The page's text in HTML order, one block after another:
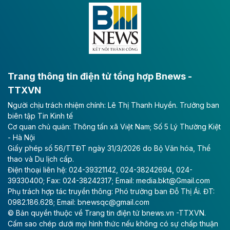
Đông A dài khoảng 25,1 km được kỳ vọng sẽ tạo động
lực phát triển kinh tế - xã hội khu vực phía Nam đồng
Long Thành
Tổng công ty Cảng hàng không Việt Nam - CTCP
(ACV) vừa lập kỷ lục mới về lợi nhuận trong quý
II/2026.
Theo baodautu.vn
Vinaconex lập đỉnh doanh thu
Tổng CTCP Xuất nhập khẩu và Xây dựng Việt Nam
(Vinaconex) đã khép lại nửa đầu năm với doanh thu
thuần gần 7.268 tỷ đồng, tăng 4% so với cùng kỳ và
cũng là mức cao nhất lịch sử hoạt động của doanh
nghiệp.
Trang thông tin điện tử tổng hợp Bnews -
TTXVN
Người chịu trách nhiệm chính: Lê Thị Thanh Huyền. Trưởng ban
biên tập Tin Kinh tế
Cơ quan chủ quản: Thông tấn xã Việt Nam; Số 5 Lý Thường Kiệt
- Hà Nội
Giấy phép số 56/TTĐT ngày 31/3/2026 do Bộ Văn hóa, Thể
thao và Du lịch cấp.
Điện thoại liên hệ: 024-39321142, 024-38242694, 024-
39330400; Fax: 024-38242317; Email: media.bkt@Gmail.com
Phụ trách hợp tác truyền thông: Phó trưởng ban Đỗ Thị Ái. ĐT:
0982.186.628; Email: bnewsqc@gmail.com
© Bản quyền thuộc về Trang tin điện tử bnews.vn -TTXVN.
Cấm sao chép dưới mọi hình thức nếu không có sự chấp thuận